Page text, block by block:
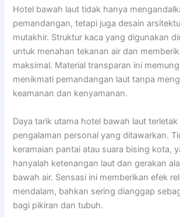
Hotel bawah laut tidak hanya
pemandangan, tetapi juga desain
mutakhir. Struktur kaca yang digunakan
untuk menahan tekanan air dan
maksimal. Material transparan ini
menikmati pemandangan laut tanpa
keamanan dan kenyamanan.
Daya tarik utama hotel bawah laut terletak
pengalaman personal yang ditawarkan.
keramaian pantai atau suara bising kota,
hanyalah ketenangan laut dan gerakan
bawah air. Sensasi ini memberikan efek
mendalam, bahkan sering dianggap
bagi pikiran dan tubuh.